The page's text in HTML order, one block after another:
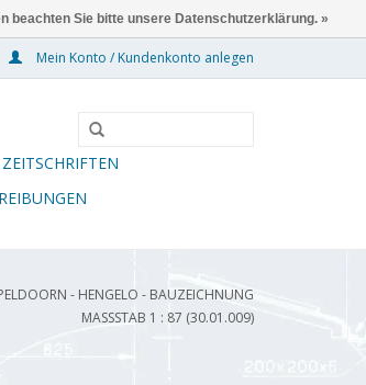
Mein Konto / Kundenkonto anlegen
ZEITSCHRIFTEN
- HENGELO - BAUZEICHNUNG
MASSSTAB 1 : 87 (30.01.009)
beachten Sie bitte unsere Datenschutzerklärung. »